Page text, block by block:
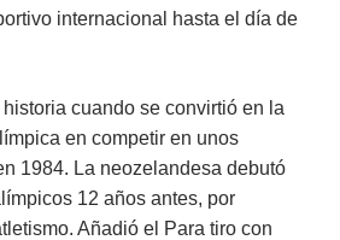
internacional hasta el día de
cuando se convirtió en la
en competir en unos
1984. La neozelandesa debutó
12 años antes, por
Añadió el Para tiro con